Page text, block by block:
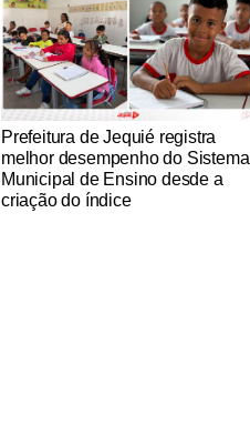
Notícias Católicas
Prefeitura de Jequié registra
melhor desempenho do Sistema
Municipal de Ensino desde a
criação do índice